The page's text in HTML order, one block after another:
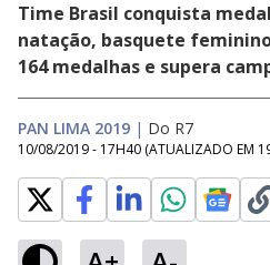
Time Brasil conquista
natação, basquete
164 medalhas e supera
PAN LIMA 2019 | Do R7
10/08/2019 - 17H40 (ATUALIZADO EM